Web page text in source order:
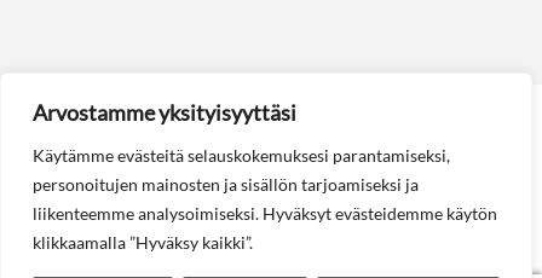
Arvostamme yksityisyyttäsi
Käytämme evästeitä selauskokemuksesi parantamiseksi,
personoitujen mainosten ja sisällön tarjoamiseksi ja
liikenteemme analysoimiseksi. Hyväksyt evästeidemme käytön
klikkaamalla ”Hyväksy kaikki”.